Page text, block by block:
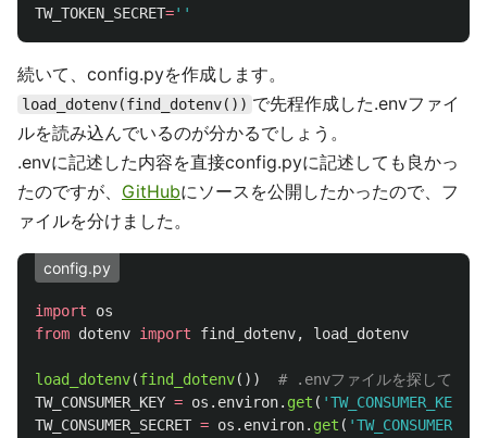
TW_TOKEN_SECRET=''
続いて、config.pyを作成します。
load_dotenv(find_dotenv()) で先程作成した.envファイ
ルを読み込んでいるのが分かるでしょう。
.envに記述した内容を直接config.pyに記述しても良かっ
たのですが、 GitHubにソースを公開したかったので、フ
ァイルを分けました。
config.py
import
os
from dotenv import find_dotenv, load_dotenv
load_dotenv(find_dotenv())
TW_CONSUMER_KEY = os . environ. get ( 'TW_CONSUMER_KEY
TW_CONSUMER_SECRET = os . environ. get ( '